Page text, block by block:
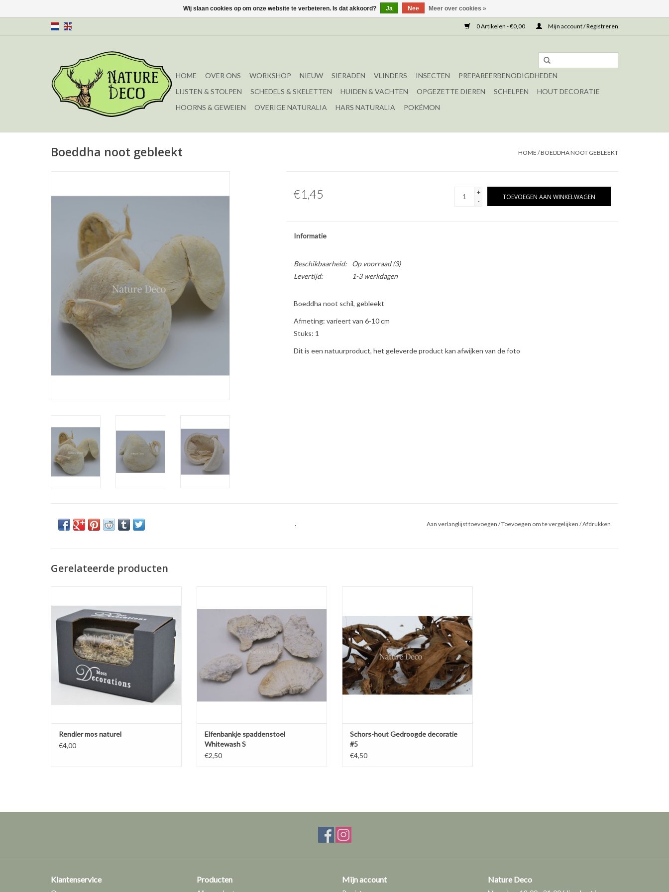
0 Artikelen - €0,00 Mijn account / Registreren
HOME OVER ONS WORKSHOP NIEUW SIERADEN VLINDERS INSECTEN
PREPAREERBENODIGDHEDEN
LIJSTEN & STOLPEN
SCHEDELS & SKELETTEN HUIDEN & VACHTEN OPGEZETTE DIEREN SCHELPEN
HOUT DECORATIE
HOORNS & GEWEIEN
OVERIGE NATURALIA HARS NATURALIA POKÉMON
Boeddha noot gebleekt HOME /BOEDDHA NOOT GEBLEEKT
€1,45
+
-
TOEVOEGEN AAN WINKELWAGEN
Informatie
Beschikbaarheid: Op voorraad(3)
Levertijd:
1-3 werkdagen
Boeddha noot schil, gebleekt
Afmeting: varieert van 6-10 cm
Stuks: 1
Dit is een natuurproduct, het geleverde product kan afwijken van de foto
. Aan verlanglijst toevoegen /Toevoegen om te vergelijken /Afdrukken
Gerelateerde producten
TOEVOEGEN AAN WINKELWAGEN
Rendier mos naturel
€4,00
Elfenbankje spaddenstoel
Whitewash S
€2,50
Schors-hout Gedroogde decoratie
#5
€4,50
Klantenservice Producten Mijn account Nature Deco
Wij slaan cookies op om onze website te verbeteren. Is dat akkoord? Ja Nee Meer over cookies »